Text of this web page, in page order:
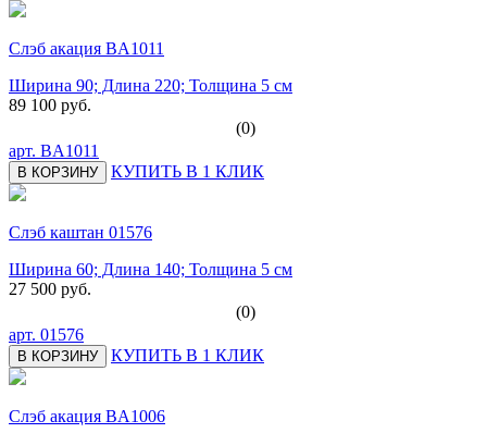
Слэб акация BA1011
Ширина 90; Длина 220; Толщина 5 см
89 100 руб.
(0)
арт. BA1011
В КОРЗИНУ КУПИТЬ В 1 КЛИК
Слэб каштан 01576
Ширина 60; Длина 140; Толщина 5 см
27 500 руб.
(0)
арт. 01576
В КОРЗИНУ КУПИТЬ В 1 КЛИК
Слэб акация BA1006